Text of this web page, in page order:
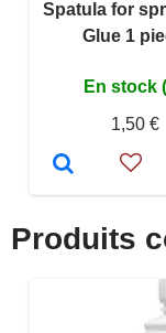
Spatula for
Glue 1
En stock
1,50 €
Produits